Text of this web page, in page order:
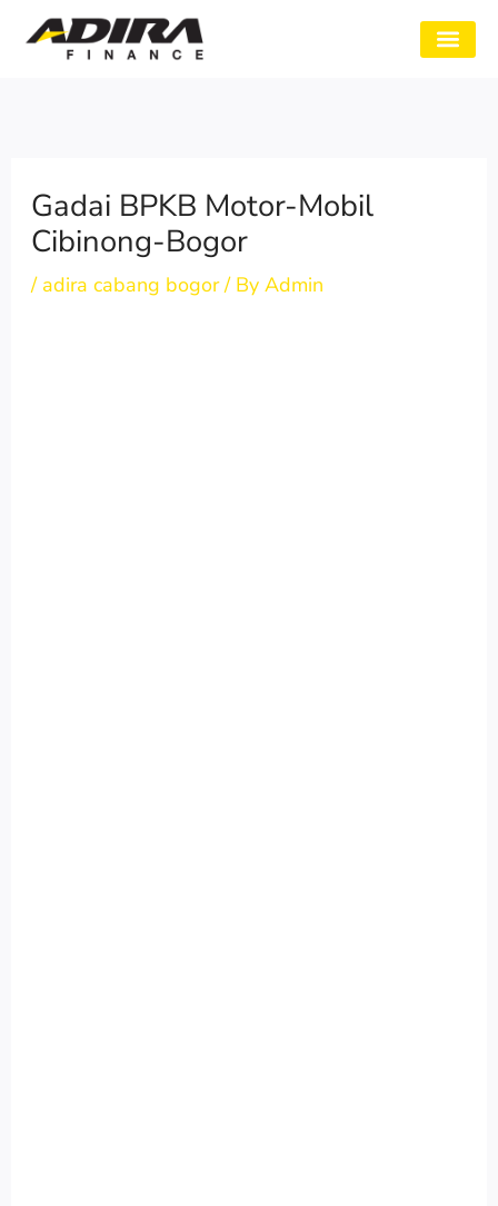
Gadai BPKB Motor-Mobil
Cibinong-Bogor
/ adira cabang bogor/ By Admin